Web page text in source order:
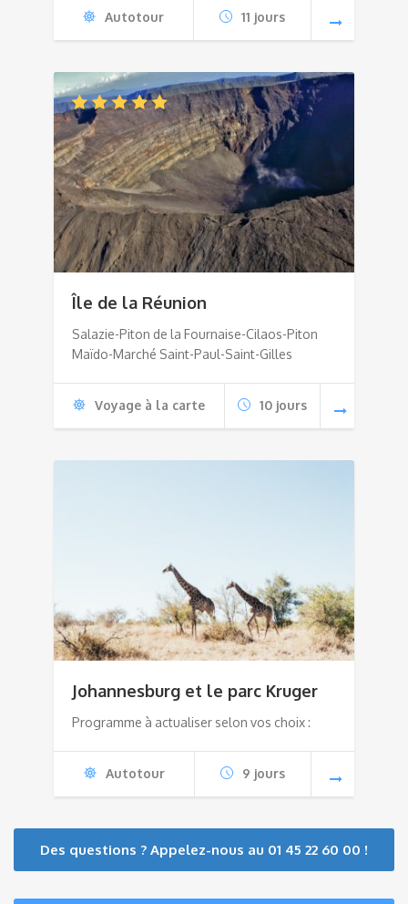
Autotour 11 jours
Île de la Réunion
Salazie-Piton de la Fournaise-Cilaos-Piton
Maïdo-Marché Saint-Paul-Saint-Gilles
Voyage à la carte 10 jours
Johannesburg et le parc Kruger
Programme à actualiser selon vos choix :
Autotour 9 jours
Des questions ? Appelez-nous au 01 45 22 60 00 !